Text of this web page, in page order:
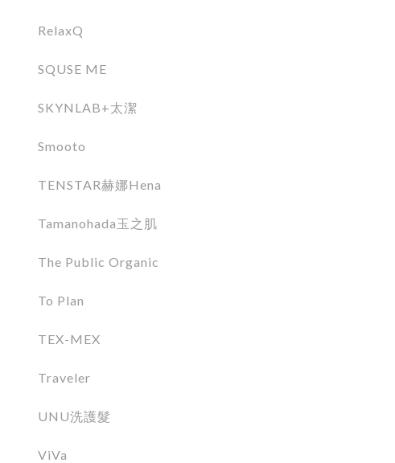
RelaxQ
SQUSE ME
SKYNLAB+太潔
Smooto
TENSTAR赫娜Hena
Tamanohada玉之肌
The Public Organic
To Plan
TEX-MEX
Traveler
UNU洗護髮
ViVa